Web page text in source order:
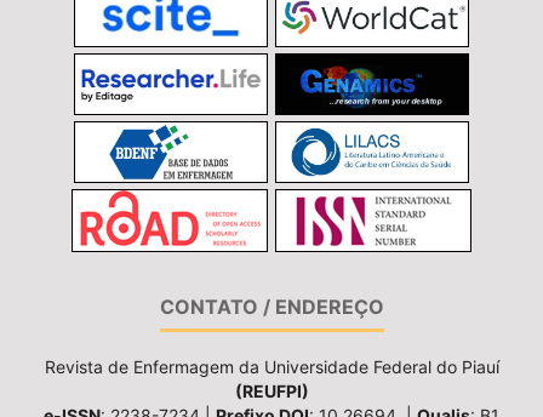
CONTATO / ENDEREÇO
Revista de Enfermagem da Universidade Federal do Piauí
(REUFPI)